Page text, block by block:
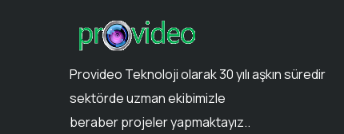
Provideo Teknoloji olarak 30 yılı aşkın süredir
sektörde uzman ekibimizle
beraber projeler yapmaktayız..